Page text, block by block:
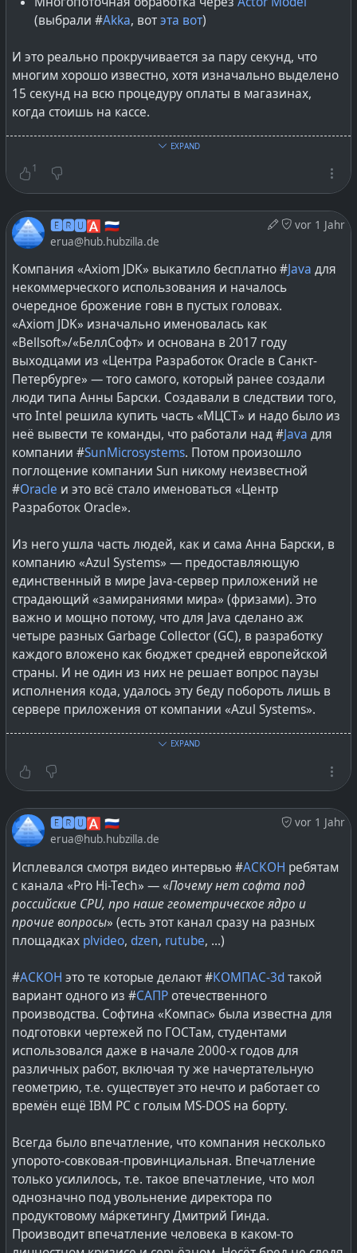
(выбрали #Akka, вотэта вот)
И это реально прокручивается за пару секунд, что
многим хорошо известно, хотя изначально выделено
15 секунд на всю процедуру оплаты в магазинах,
когда стоишь на кассе.
Полезно к вопросам о технологической отсталости и
зависимости.
Почему собственно и рассказывать доводилось так
«Axiom JDK».
Да и хорошо известен тот факт, что Kotlin тоже
питерский — назван в честь острова #Котлинна
котором располагается город #Кронштадт.
И вопрос переносимости Java-приложений между
серверами с разными ОС тоже хорошо известен,
сегодня это одни ОС с application servers, а завтра
могут быть и другие. Если перешли на что-то сродни
«Axiom JDK», так же могут уйти и на решения Azul
Systems, гарантирующие отсутствие «замираний
мира» (фризов при работе GC) или наоборот.
А национальная СБП, весьма нагруженная и
социально значимая вещь, которой пользуется
реально много людей в РФ, довольно большой
СБП в десять раз ниже, чем у древних Visa &
MasterCard.
Может и доживём когда-нибудь, когда отечественная
государственная агитационно-пропагандийская
машина начнёт такие вещи раскручивать в медийном
пространстве. Если не в прайм-тайм на федеральных
ТВ каналах, то хотя бы продвигать в различных
социальных медиа.
#softwaredevelopment#lang_ru@Russia
EXPAND
1
vor 1 Jahr
🅴🆁🆄🅰 🇷🇺
erua@hub.hubzilla.de
Компания «Axiom JDK» выкатило бесплатно #Java для
некоммерческого использования и началось
очередное брожение говн в пустых головах.
«Axiom JDK» изначально именовалась как
«Bellsoft»/«БеллСофт» и основана в 2017 году
выходцами из «Центра Разработок Oracle в Санкт-
Петербурге» — того самого, который ранее создали
люди типа Анны Барски. Создавали в следствии того,
что Intel решила купить часть «МЦСТ» и надо было из
неё вывести те команды, что работали над #Java для
компании #SunMicrosystems. Потом произошло
поглощение компании Sun никому неизвестной
#Oracle и это всё стало именоваться «Центр
Разработок Oracle».
Из него ушла часть людей, как и сама Анна Барски, в
компанию «Azul Systems» — предоставляющую
единственный в мире Java-сервер приложений не
страдающий «замираниями мира» (фризами). Это
важно и мощно потому, что для Java сделано аж
четыре разных Garbage Collector (GC), в разработку
каждого вложено как бюджет средней европейской
страны. И не один из них не решает вопрос паузы
исполнения кода, удалось эту беду побороть лишь в
сервере приложения от компании «Azul Systems».
И вот те люди, кто не ушли, в своё время, в
создававшийся в Питере филиал #
(условно Леонидом) или же потом пострадали от
На #youtubeможно найти выступление
пошла и развивалась вокруг команд в РФ с кем в #Sun
работали — оно аж 11-летней давности.
А всякую сводную информацию по «БеллСофт» можно
найтина тадвайзере. Такого плана как то, что с 2019-
«...на декабрь 2019 года входит в топ-5
контрибьюторов #OpenJDKвместе с Oracle, Red Hat,
SAP и Google.
Компания выпускает и поддерживает #Liberica
— Java-дистрибутив на основе #OpenJDKдля
расширенного набора платформ, включая
контейнеризованные сборки c #AlpineLinux.
JDK гарантированно соответствует стандарту
#JavaSE.
В то же время, компания разрабатывает #LiberCat
- российский сервер приложений #JavaEEна основе
проекта с открытым исходным кодом
#ApacheTomcat.
EXPAND
vor 1 Jahr
🅴🆁🆄🅰 🇷🇺
erua@hub.hubzilla.de
Исплевался смотря видео интервью #АСКОН ребятам
с канала «Pro Hi-Tech» — «Почему нет софта под
российские CPU, про наше геометрическое ядро и
прочие вопросы» (есть этот канал сразу на разных
площадках plvideo, dzen, rutube, ...)
#АСКОН это те которые делают #КОМПАС-3dтакой
вариант одного из #САПРотечественного
производства. Софтина «Компас» была известна для
подготовки чертежей по ГОСТам, студентами
использовался даже в начале 2000-х годов для
различных работ, включая ту же начертательную
геометрию, т.е. существует это нечто и работает со
времён ещё IBM PC с голым MS-DOS на борту.
Всегда было впечатление, что компания несколько
упорото-совковая-провинциальная. Впечатление
только усилилось, т.е. такое впечатление, что мол
однозначно под увольнение директора по
продуктовому ма́ркетингу Дмитрий Гинда.
Производит впечатление человека в каком-то